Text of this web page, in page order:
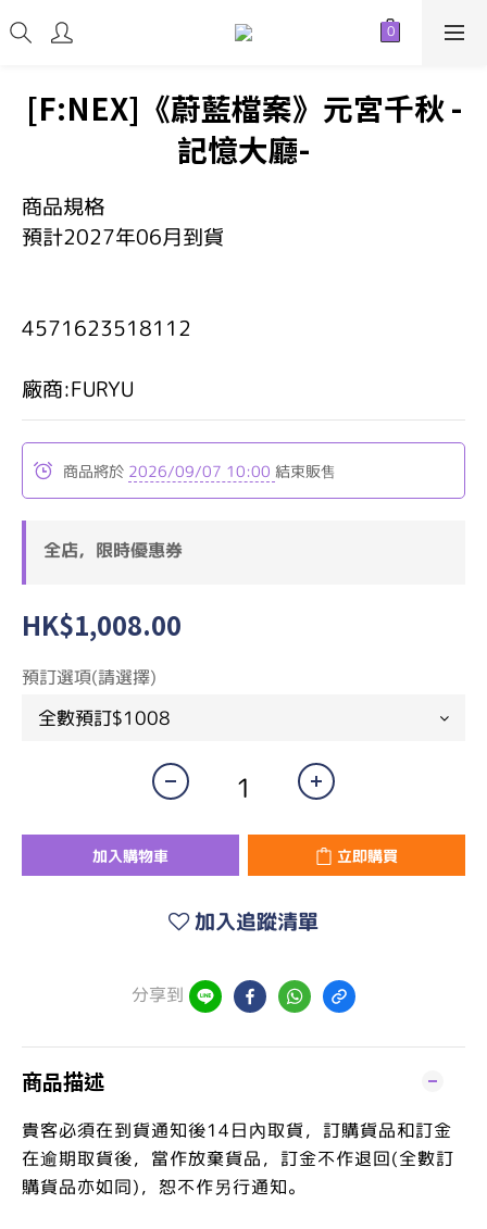
[F:NEX]《蔚藍檔案》元宮千秋 -
記憶大廳-
商品規格
預計2027年06月到貨
4571623518112
廠商:FURYU
商品將於 2026/09/07 10:00 結束販售
全店，限時優惠券
HK$1,008.00
預訂選項(請選擇)
加入購物車 立即購買
加入追蹤清單
分享到
商品描述
貴客必須在到貨通知後14日內取貨，訂購貨品和訂金
在逾期取貨後，當作放棄貨品，訂金不作退回(全數訂
購貨品亦如同)，恕不作另行通知。